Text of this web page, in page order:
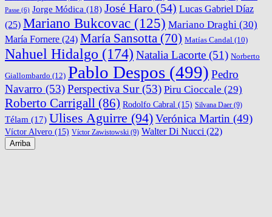
Passe (6) Jorge Módica (18) José Haro (54) Lucas Gabriel Díaz
(25) Mariano Bukcovac (125) Mariano Draghi (30)
María Fornere (24) María Sansotta (70) Matías Candal (10)
Nahuel Hidalgo (174) Natalia Lacorte (51) Norberto
Giallombardo (12) Pablo Despos (499) Pedro
Navarro (53)Perspectiva Sur(53) Piru Cioccale (29)
Roberto Carrigall (86) Rodolfo Cabral (15) Silvana Daer (9)
Télam (17) Ulises Aguirre (94)Verónica Martin (49)
Víctor Alvero (15) Víctor Zawistowski (9) Walter Di Nucci (22)
Arriba